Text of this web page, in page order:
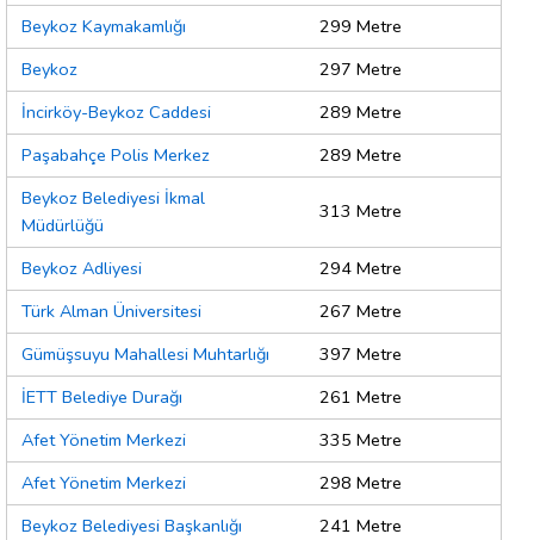
Beykoz Kaymakamlığı
299 Metre
Beykoz
297 Metre
İncirköy-Beykoz Caddesi
289 Metre
Paşabahçe Polis Merkez
289 Metre
Beykoz Belediyesi İkmal
Müdürlüğü
313 Metre
Beykoz Adliyesi
294 Metre
Türk Alman Üniversitesi
267 Metre
Gümüşsuyu Mahallesi Muhtarlığı
397 Metre
İETT Belediye Durağı
261 Metre
Afet Yönetim Merkezi
335 Metre
Afet Yönetim Merkezi
298 Metre
Beykoz Belediyesi Başkanlığı
241 Metre